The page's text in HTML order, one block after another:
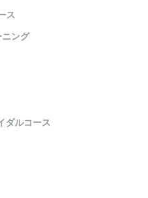
ス
ング
ルコース